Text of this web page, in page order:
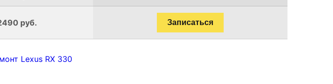
руб. Записаться
Lexus RX 330